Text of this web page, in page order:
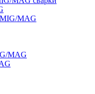
MAG
MAG